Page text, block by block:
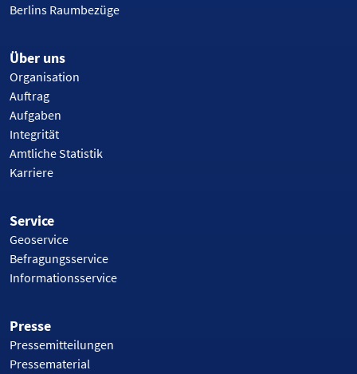
Berlins Raumbezüge
Über uns
Organisation
Auftrag
Aufgaben
Integrität
Amtliche Statistik
Karriere
Service
Geoservice
Befragungsservice
Informationsservice
Presse
Pressemitteilungen
Pressematerial